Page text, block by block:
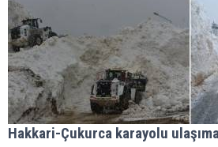
Hakkari-Çukurca karayolu ulaşıma